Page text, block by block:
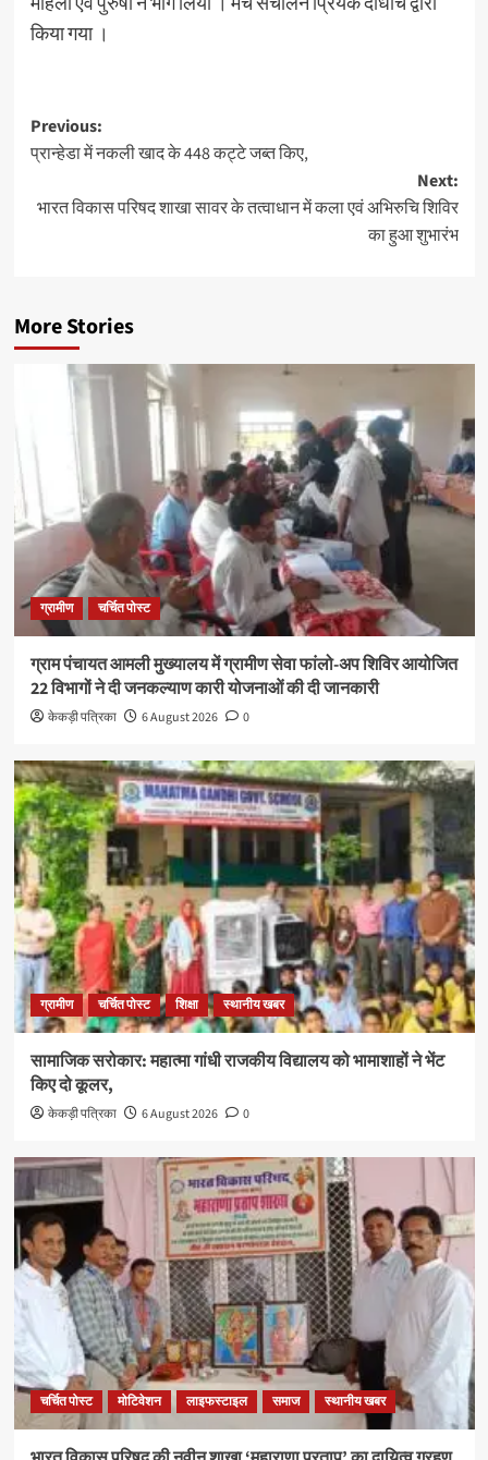
किया गया ।
Previous:
प्रान्हेडा में नकली खाद के 448 कट्टे जब्त किए,
Next:
भारत विकास परिषद शाखा सावर के तत्वाधान में कला एवं अभिरुचि शिविर
का हुआ शुभारंभ
More Stories
ग्रामीण चर्चित पोस्ट
ग्राम पंचायत आमली मुख्यालय में ग्रामीण सेवा फांलो-अप शिविर आयोजित
22 विभागों ने दी जनकल्याण कारी योजनाओं की दी जानकारी
केकड़ी पत्रिका 6 August 2026 0
ग्रामीण चर्चित पोस्ट शिक्षा स्थानीय खबर
सामाजिक सरोकार: महात्मा गांधी राजकीय विद्यालय को भामाशाहों ने भेंट
किए दो कूलर,
केकड़ी पत्रिका 6 August 2026 0
चर्चित पोस्ट मोटिवेशन लाइफस्टाइल समाज स्थानीय खबर